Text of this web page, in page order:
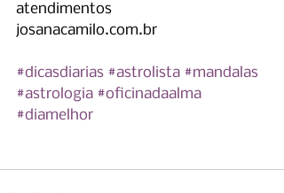
atendimentos
josanacamilo.com.br
#dicasdiarias #astrolista #mandalas
#astrologia #oficinadaalma
#diamelhor